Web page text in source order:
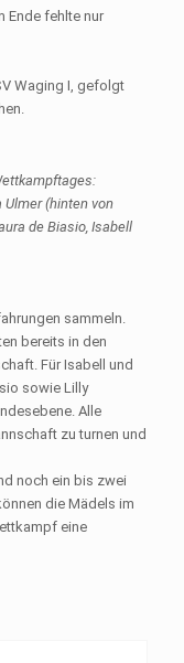
Ende fehlte nur
Waging I, gefolgt
Ulmer (hinten von
de Biasio, Isabell
sammeln.
bereits in den
Für Isabell und
sowie Lilly
Alle
zu turnen und
noch ein bis zwei
die Mädels im
eine